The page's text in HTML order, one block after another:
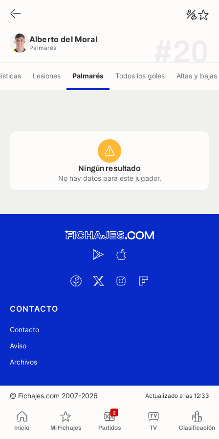
Inicio Mi Fichajes Partidos
2
TV Clasificación
Alberto del Moral
Palmarés
Lesiones Palmarés Todos los goles Altas y bajas
Ningún resultado
No hay datos para este jugador.
CONTACTO
Contacto
Aviso
Archivos
@ Fichajes.com 2007-2026 Actualizado a las 12:33
Copiado al portapapeles